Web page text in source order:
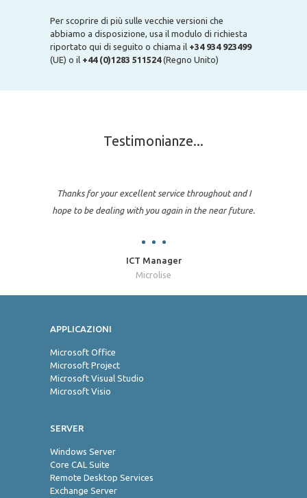
Per scoprire di più sulle vecchie versioni che
abbiamo a disposizione, usa il modulo di richiesta
riportato qui di seguito o chiama il +34 934 923499
(UE) o il +44 (0)1283 511524(Regno Unito)
Testimonianze...
Thanks for your excellent service throughout and I
hope to be dealing with you again in the near future.
ICT Manager
Microlise
APPLICAZIONI
Microsoft Office
Microsoft Project
Microsoft Visual Studio
Microsoft Visio
SERVER
Windows Server
Core CAL Suite
Remote Desktop Services
Exchange Server